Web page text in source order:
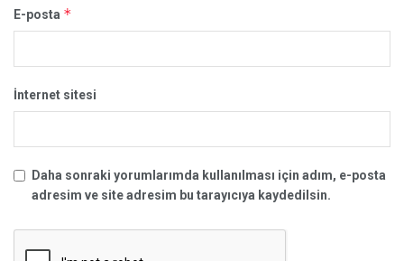
E-posta *
İnternet sitesi
Daha sonraki yorumlarımda kullanılması için adım, e-posta
adresim ve site adresim bu tarayıcıya kaydedilsin.